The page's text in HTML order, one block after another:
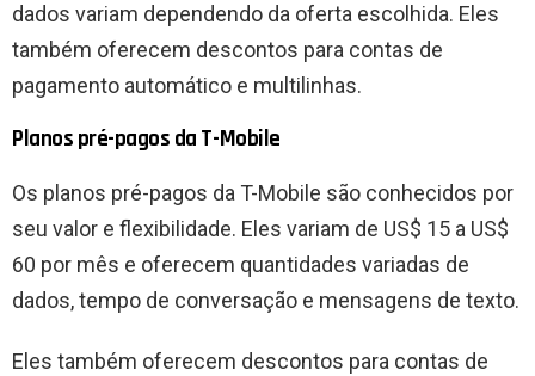
dados variam dependendo da oferta escolhida. Eles
também oferecem descontos para contas de
pagamento automático e multilinhas.
Planos pré-pagos da T-Mobile
Os planos pré-pagos da T-Mobile são conhecidos por
seu valor e flexibilidade. Eles variam de US$ 15 a US$
60 por mês e oferecem quantidades variadas de
dados, tempo de conversação e mensagens de texto.
Eles também oferecem descontos para contas de